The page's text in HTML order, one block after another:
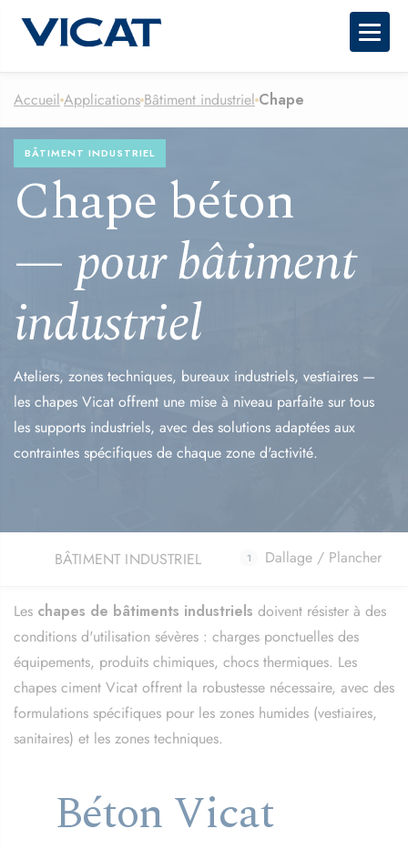
Accueil Applications Bâtiment industriel Chape
BÂTIMENT INDUSTRIEL
Chape béton
— pour bâtiment
industriel
Ateliers, zones techniques, bureaux industriels, vestiaires —
les chapes Vicat offrent une mise à niveau parfaite sur tous
les supports industriels, avec des solutions adaptées aux
contraintes spécifiques de chaque zone d'activité.
BÂTIMENT INDUSTRIEL Dallage / Plancher
Les chapes de bâtiments industriels doivent résister à des
conditions d'utilisation sévères : charges ponctuelles des
équipements, produits chimiques, chocs thermiques. Les
chapes ciment Vicat offrent la robustesse nécessaire, avec des
formulations spécifiques pour les zones humides (vestiaires,
sanitaires) et les zones techniques.
Béton Vicat